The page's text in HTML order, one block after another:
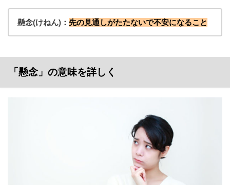
懸念(けねん)： 先の見通しがたたないで不安になること
「懸念」の意味を詳しく